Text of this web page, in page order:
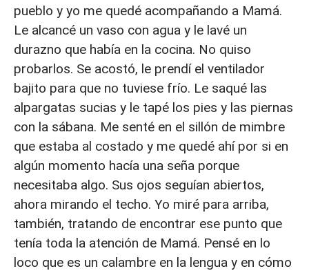
pueblo y yo me quedé acompañando a Mamá.
Le alcancé un vaso con agua y le lavé un
durazno que había en la cocina. No quiso
probarlos. Se acostó, le prendí el ventilador
bajito para que no tuviese frío. Le saqué las
alpargatas sucias y le tapé los pies y las piernas
con la sábana. Me senté en el sillón de mimbre
que estaba al costado y me quedé ahí por si en
algún momento hacía una seña porque
necesitaba algo. Sus ojos seguían abiertos,
ahora mirando el techo. Yo miré para arriba,
también, tratando de encontrar ese punto que
tenía toda la atención de Mamá. Pensé en lo
loco que es un calambre en la lengua y en cómo